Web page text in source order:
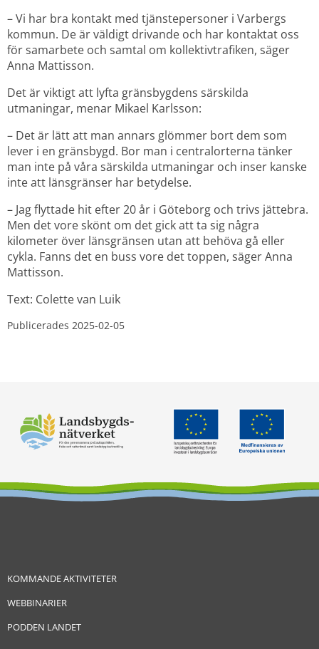
– Vi har bra kontakt med tjänstepersoner i Varbergs
kommun. De är väldigt drivande och har kontaktat oss
för samarbete och samtal om kollektivtrafiken, säger
Anna Mattisson.
Det är viktigt att lyfta gränsbygdens särskilda
utmaningar, menar Mikael Karlsson:
– Det är lätt att man annars glömmer bort dem som
lever i en gränsbygd. Bor man i centralorterna tänker
man inte på våra särskilda utmaningar och inser kanske
inte att länsgränser har betydelse.
– Jag flyttade hit efter 20 år i Göteborg och trivs jättebra.
Men det vore skönt om det gick att ta sig några
kilometer över länsgränsen utan att behöva gå eller
cykla. Fanns det en buss vore det toppen, säger Anna
Mattisson.
Text: Colette van Luik
Publicerades 2025-02-05
KOMMANDE AKTIVITETER
WEBBINARIER
PODDEN LANDET